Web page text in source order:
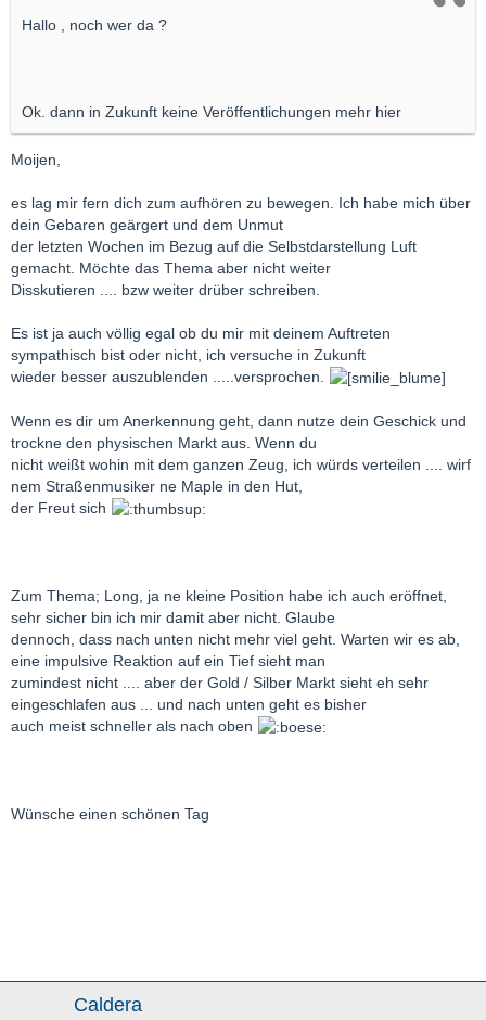
Hallo , noch wer da ?
Ok. dann in Zukunft keine Veröffentlichungen mehr hier
Moijen,
es lag mir fern dich zum aufhören zu bewegen. Ich habe mich über
dein Gebaren geärgert und dem Unmut
der letzten Wochen im Bezug auf die Selbstdarstellung Luft
gemacht. Möchte das Thema aber nicht weiter
Disskutieren .... bzw weiter drüber schreiben.
Es ist ja auch völlig egal ob du mir mit deinem Auftreten
sympathisch bist oder nicht, ich versuche in Zukunft
wieder besser auszublenden .....versprochen.
Wenn es dir um Anerkennung geht, dann nutze dein Geschick und
trockne den physischen Markt aus. Wenn du
nicht weißt wohin mit dem ganzen Zeug, ich würds verteilen .... wirf
nem Straßenmusiker ne Maple in den Hut,
der Freut sich
Zum Thema; Long, ja ne kleine Position habe ich auch eröffnet,
sehr sicher bin ich mir damit aber nicht. Glaube
dennoch, dass nach unten nicht mehr viel geht. Warten wir es ab,
eine impulsive Reaktion auf ein Tief sieht man
zumindest nicht .... aber der Gold / Silber Markt sieht eh sehr
eingeschlafen aus ... und nach unten geht es bisher
auch meist schneller als nach oben
Wünsche einen schönen Tag
Caldera